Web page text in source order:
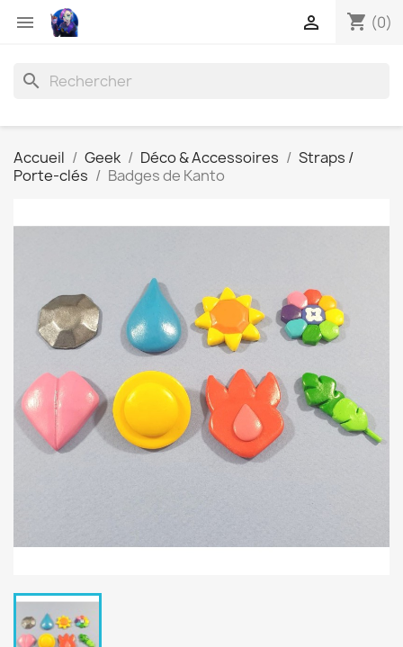
 shopping_cart (0)

search
Accueil Geek Déco & Accessoires
Straps /
Porte-clés
Badges de Kanto